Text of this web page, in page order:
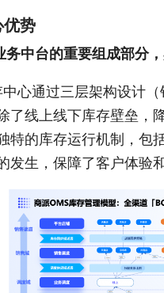
优势
务中台的重要组成部分
中心通过三层架构设计
了线上线下库存壁垒，
特的库存运行机制，
发生，保障了客户体验